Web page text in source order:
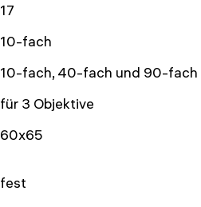
17
10-fach
10-fach, 40-fach und 90-fach
für 3 Objektive
60x65
fest